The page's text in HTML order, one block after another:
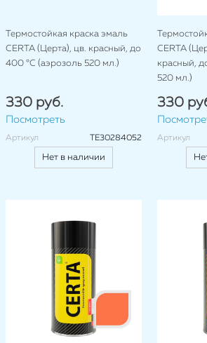
Термостойкая краска эмаль
CERTA (Церта), цв. красный, до
400 °C (аэрозоль 520 мл.)
330 руб.
Посмотреть
Артикул TE30284052
Нет в наличии
CERTA
красный,
520 мл.)
330
Артикул